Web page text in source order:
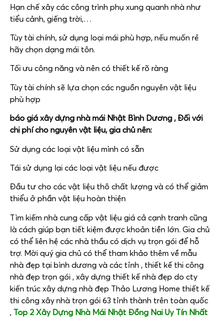
Hạn chế xây các công trình phụ xung quanh nhà như
tiểu cảnh, giếng trời,…
Tùy tài chính, sử dụng loại mái phù hợp, nếu muốn rẻ
hãy chọn dạng mái tôn.
Tối ưu công năng và nên có thiết kế rõ ràng
Tùy tài chính sẽ lựa chọn các nguồn nguyên vật liệu
phù hợp
báo giá xây dựng nhà mái Nhật Bình Dương , Đối với
chi phí cho nguyên vật liệu, gia chủ nên:
Sử dụng các loại vật liệu mình có sẵn
Tái sử dụng lại các loại vật liệu nếu được
Đầu tư cho các vật liệu thô chất lượng và có thể giảm
thiểu ở phần vật liệu hoàn thiện
Tìm kiếm nhà cung cấp vật liệu giá cả cạnh tranh cũng
là cách giúp bạn tiết kiệm được khoản tiền lớn. Gia chủ
có thể liên hệ các nhà thầu có dịch vụ trọn gói để hỗ
trợ. Mời quý gia chủ có thể tham khảo thêm về mẫu
nhà đẹp tại bình dương và các tỉnh , thiết kế thi công
nhà đẹp trọn gói , xây dựng thiết kế nhà đẹp do cty
kiến trúc xây dựng nhà đẹp Thảo Lương Home thiết kế
thi công xây nhà trọn gói 63 tỉnh thành trên toàn quốc
, Top 2 Xây Dựng Nhà Mái Nhật Đồng Nai Uy Tín Nhất